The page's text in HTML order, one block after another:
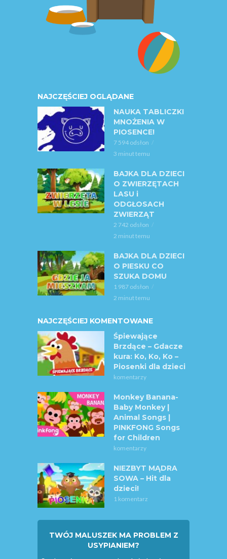
NAJCZĘŚCIEJ OGLĄDANE
NAUKA TABLICZKI
MNOŻENIA W
PIOSENCE!
7 594 odsłon
3 minut temu
BAJKA DLA DZIECI
O ZWIERZĘTACH
LASU i
ODGŁOSACH
ZWIERZĄT
2 742 odsłon
2 minut temu
BAJKA DLA DZIECI
O PIESKU CO
SZUKA DOMU
1 987 odsłon
2 minut temu
NAJCZĘŚCIEJ KOMENTOWANE
Śpiewające
Brzdące – Gdacze
kura: Ko, Ko, Ko –
Piosenki dla dzieci
komentarzy
Monkey Banana-
Baby Monkey |
Animal Songs |
PINKFONG Songs
for Children
komentarzy
NIEZBYT MĄDRA
SOWA – Hit dla
dzieci!
1 komentarz
TWÓJ MALUSZEK MA PROBLEM Z
USYPIANIEM?